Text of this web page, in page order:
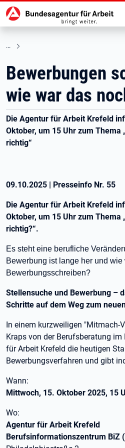
zu den Hauptinhalten springen
Hauptnavigation
Bewerbungen
wie war das
Die Agentur für Arbeit Krefeld
Oktober, um 15 Uhr zum Thema
richtig“
09.10.2025 | Presseinfo Nr. 55
Die Agentur für Arbeit Krefeld
Oktober, um 15 Uhr zum Thema
richtig?“.
Es steht eine berufliche
Bewerbung ist lange her und
Bewerbungsschreiben?
Stellensuche und Bewerbung –
Schritte auf dem Weg zum
In einem kurzweiligen "Mitmach-
Kraps von der Berufsberatung im
für Arbeit Krefeld die heutigen
Bewerbungsverfahren und gibt
Wann:
Mittwoch, 15. Oktober 2025, 15
Wo:
Agentur für Arbeit Krefeld
Berufsinformationszentrum BiZ